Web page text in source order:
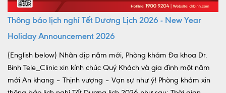
Thông báo lịch nghỉ Tết Dương Lịch 2026 - New Year
Holiday Announcement 2026
(English below) Nhân dịp năm mới, Phòng khám Đa khoa Dr.
Binh Tele_Clinic xin kính chúc Quý Khách và gia đình một năm
mới An khang – Thịnh vượng – Vạn sự như ý! Phòng khám xin